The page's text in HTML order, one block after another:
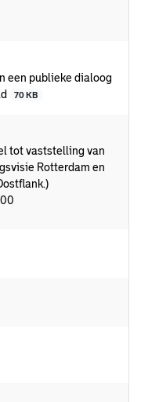
een publieke dialoog
70 KB
tot vaststelling van
Rotterdam en